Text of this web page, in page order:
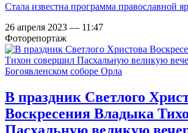
Стала известна программа православной
26 апреля 2023 — 11:47
Фоторепортаж
В праздник Светлого
Воскресения Владыка